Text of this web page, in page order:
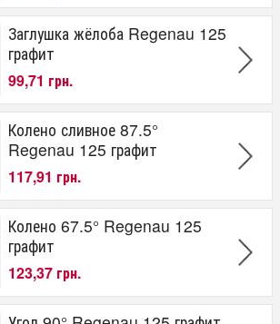
Заглушка жёлоба Regenau 125
графит
99,71 грн.
Колено сливное 87.5°
Regenau 125 графит
117,91 грн.
Колено 67.5° Regenau 125
графит
123,37 грн.